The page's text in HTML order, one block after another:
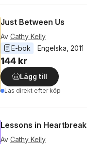
Just Between Us
Av Cathy Kelly
E-bok
Engelska 2011
144 kr
Lägg till
Läs direkt efter köp
Lessons in Heartbreak
Av Cathy Kelly